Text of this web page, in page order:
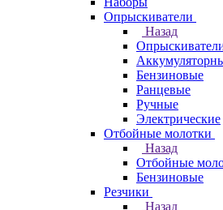
Опрыскиватели
Назад
Бензиновые
Ранцевые
Ручные
Электрические
Отбойные молотки
Назад
Отбойные
Бензиновые
Резчики
Назад